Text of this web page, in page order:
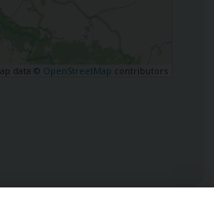
data © OpenStreetMap contributors